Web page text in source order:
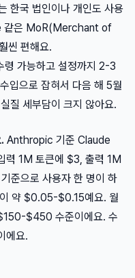
한국 법인이나 개인도 사용
같은 MoR(Merchant of
씬 편해요.
가능하고 설정까지 2-3
입으로 잡혀서 다음 해 5월
질 세부담이 크지 않아요.
Anthropic 기준 Claude
1M 토큰에 $3, 출력 1M
준으로 사용자 한 명이 하
약 $0.05-$0.15예요. 월
$450 수준이에요. 수
에요.